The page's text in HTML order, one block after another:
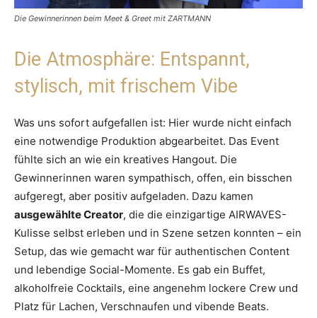
Die Gewinnerinnen beim Meet & Greet mit ZARTMANN
Die Atmosphäre: Entspannt,
stylisch, mit frischem Vibe
Was uns sofort aufgefallen ist: Hier wurde nicht einfach
eine notwendige Produktion abgearbeitet. Das Event
fühlte sich an wie ein kreatives Hangout. Die
Gewinnerinnen waren sympathisch, offen, ein bisschen
aufgeregt, aber positiv aufgeladen. Dazu kamen
ausgewählte Creator, die die einzigartige AIRWAVES-
Kulisse selbst erleben und in Szene setzen konnten – ein
Setup, das wie gemacht war für authentischen Content
und lebendige Social-Momente. Es gab ein Buffet,
alkoholfreie Cocktails, eine angenehm lockere Crew und
Platz für Lachen, Verschnaufen und vibende Beats.